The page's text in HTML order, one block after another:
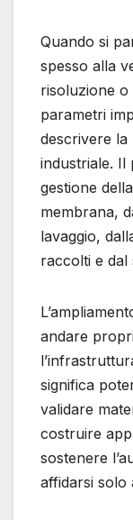
Quando si
spesso alla
risoluzione o
parametri
descrivere la
industriale. Il
gestione
membrana,
lavaggio,
raccolti e
andare
significa
validare
costruire
sostenere
affidarsi solo